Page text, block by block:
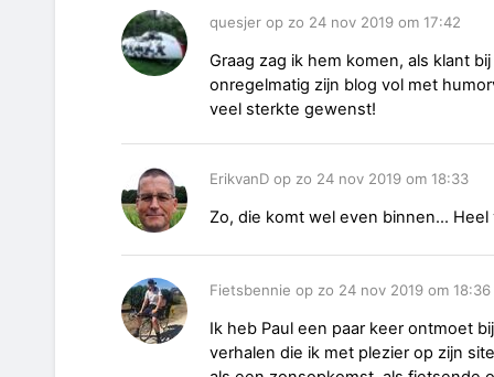
quesjer op zo 24 nov 2019 om 17:42
Graag zag ik hem komen, als klant
onregelmatig zijn blog vol met
veel sterkte gewenst!
ErikvanD op zo 24 nov 2019 om 18:33
Zo, die komt wel even binnen...
Fietsbennie op zo 24 nov 2019 om 18:36
Ik heb Paul een paar keer ontmoet
verhalen die ik met plezier op zijn